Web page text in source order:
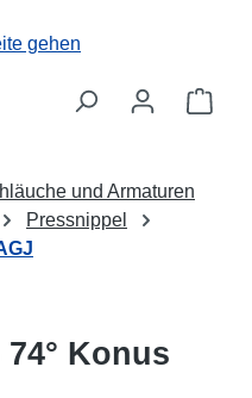
und Armaturen
Pressnippel
Konus